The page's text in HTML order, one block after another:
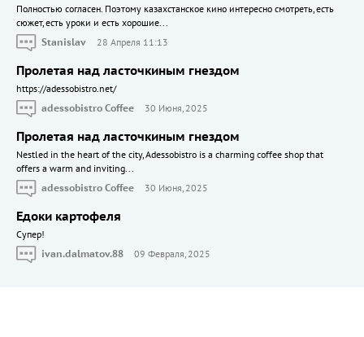
Полностью согласен. Поэтому казахстанское кино интересно смотреть, есть
сюжет, есть уроки и есть хорошие...
Stanislav
28 Апреля 11:13
Пролетая над ласточкиным гнездом
https://adessobistro.net/
adessobistro Coffee
30 Июня, 2025
Пролетая над ласточкиным гнездом
Nestled in the heart of the city, Adessobistro is a charming coffee shop that
offers a warm and inviting...
adessobistro Coffee
30 Июня, 2025
Едоки картофеля
Cупер!
ivan.dalmatov.88
09 Февраля, 2025